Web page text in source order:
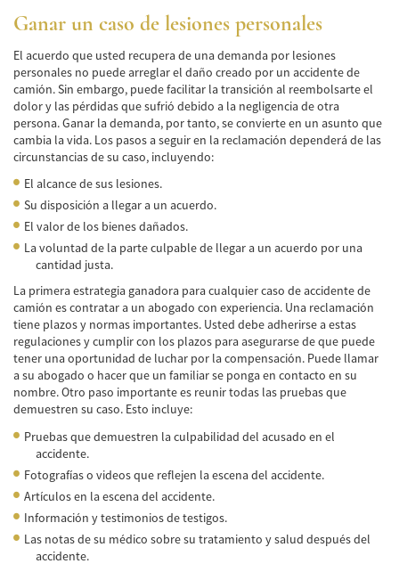
Building Your Case
How to File a Wrongful Death Claim
Statute of Limitations
Which Damages Can I Recover in a Wrongful
Death Claim?
TESTIMONIALS
NEWS
CONTACT
Ganar un caso de lesiones personales
El acuerdo que usted recupera de una demanda por lesiones
personales no puede arreglar el daño creado por un accidente de
camión. Sin embargo, puede facilitar la transición al reembolsarte el
dolor y las pérdidas que sufrió debido a la negligencia de otra
persona. Ganar la demanda, por tanto, se convierte en un asunto que
cambia la vida. Los pasos a seguir en la reclamación dependerá de las
circunstancias de su caso, incluyendo:
El alcance de sus lesiones.
Su disposición a llegar a un acuerdo.
El valor de los bienes dañados.
La voluntad de la parte culpable de llegar a un acuerdo por una
cantidad justa.
La primera estrategia ganadora para cualquier caso de accidente de
camión es contratar a un abogado con experiencia. Una reclamación
tiene plazos y normas importantes. Usted debe adherirse a estas
regulaciones y cumplir con los plazos para asegurarse de que puede
tener una oportunidad de luchar por la compensación. Puede llamar
a su abogado o hacer que un familiar se ponga en contacto en su
nombre. Otro paso importante es reunir todas las pruebas que
demuestren su caso. Esto incluye:
Pruebas que demuestren la culpabilidad del acusado en el
accidente.
Fotografías o videos que reflejen la escena del accidente.
Artículos en la escena del accidente.
Información y testimonios de testigos.
Las notas de su médico sobre su tratamiento y salud después del
accidente.